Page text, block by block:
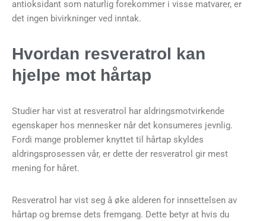
antioksidant som naturlig forekommer i visse matvarer, er
det ingen bivirkninger ved inntak.
Hvordan resveratrol kan
hjelpe mot hårtap
Studier har vist at resveratrol har aldringsmotvirkende
egenskaper hos mennesker når det konsumeres jevnlig.
Fordi mange problemer knyttet til hårtap skyldes
aldringsprosessen vår, er dette der resveratrol gir mest
mening for håret.
Resveratrol har vist seg å øke alderen for innsettelsen av
hårtap og bremse dets fremgang. Dette betyr at hvis du